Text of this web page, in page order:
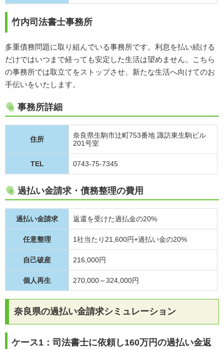
竹内司法書士事務所
多重債務問題に取り組んでいる事務所です。利息を払い続ける
だけではいつまで経っても安定した生活は望めません。こちら
の事務所では取立てをストップさせ、新たな生活へ向けてのお
手伝いをいたします。
事務所詳細
住所
奈良県生駒市辻町753番地 諏訪東生駒ビル
201号室
TEL 0743-75-7345
過払い金請求・債務整理の費用
過払い金請求 返還を受けた過払金の20%
任意整理 1社当たり21,600円+過払い金の20%
自己破産 216,000円
個人再生 270,000～324,000円
奈良県の過払い金請求シミュレーション
ケース1：司法書士に依頼し160万円の過払い金返